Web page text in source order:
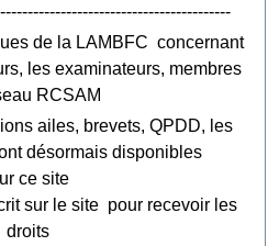
de la LAMBFC concernant
les examinateurs, membres
RCSAM
ailes, brevets, QPDD, les
désormais disponibles
ce site
sur le site pour recevoir les
droits